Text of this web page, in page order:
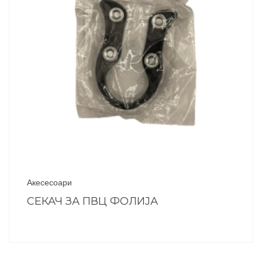
Акесесоари
СЕКАЧ ЗА ПВЦ ФОЛИЈА